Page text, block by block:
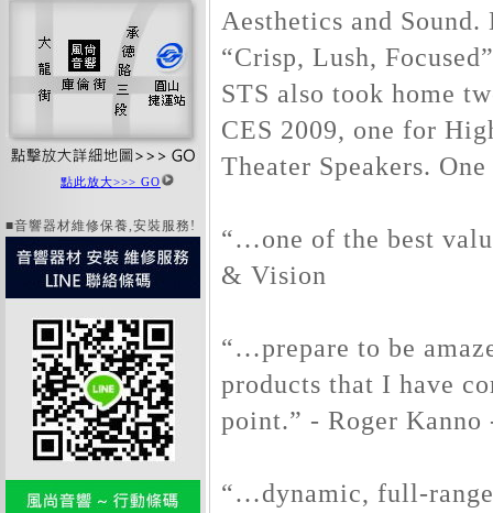
點此放大>>> GO
■音響器材維修保養,安裝服務!
Aesthetics and
“Crisp, Lush,
STS also took home
CES 2009, one for
Theater Speakers.
“…one of the best
& Vision
“…prepare to be
products that I have
point.” - Roger Kanno
“…dynamic, full-